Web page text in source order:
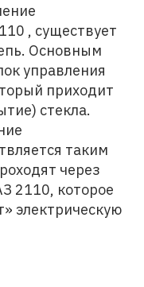
, существует
Основным
управления
приходит
стекла.
таким
через
2110, которое
электрическую